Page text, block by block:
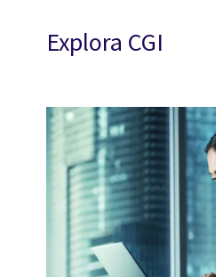
Explora CGI